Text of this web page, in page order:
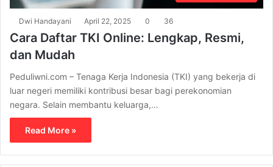
Dwi Handayani April 22, 2025 0 36
Cara Daftar TKI Online: Lengkap, Resmi,
dan Mudah
Peduliwni.com – Tenaga Kerja Indonesia (TKI) yang bekerja di
luar negeri memiliki kontribusi besar bagi perekonomian
negara. Selain membantu keluarga,…
Read More »